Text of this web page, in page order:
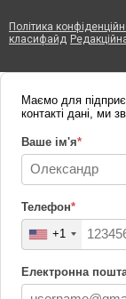
Політика
класифайд
Маємо для
контакті дані, ми
Ваше ім'я*
Телефон*
+1
Електронна